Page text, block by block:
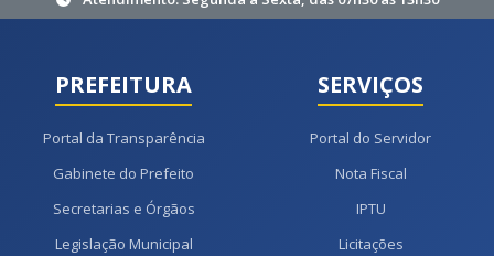
PREFEITURA
Portal da Transparência
Gabinete do Prefeito
Secretarias e Órgãos
Legislação Municipal
SERVIÇOS
Portal do Servidor
Nota Fiscal
IPTU
Licitações